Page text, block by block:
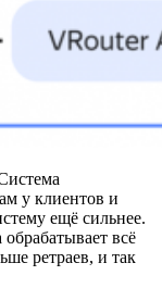
у клиентов и
ещё сильнее.
всё
ретраев, и так